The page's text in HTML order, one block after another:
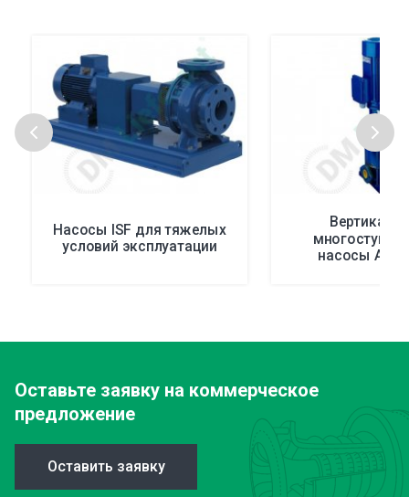
Насосы ISF для тяжелых
условий эксплуатации
насосы Apex
Оставьте заявку на коммерческое
предложение
Оставить заявку